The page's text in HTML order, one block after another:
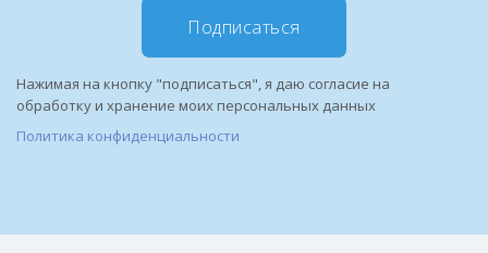
Подписаться
Нажимая на кнопку "подписаться", я даю согласие на
обработку и хранение моих персональных данных
Политика конфиденциальности